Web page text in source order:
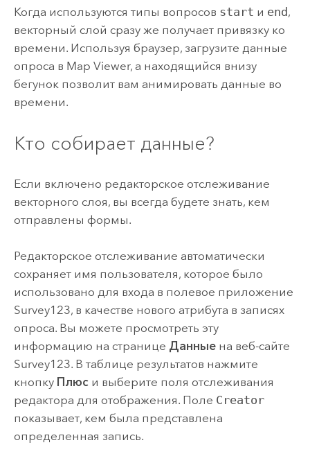
Когда используются типы вопросов start и end ,
векторный слой сразу же получает привязку ко
времени. Используя браузер, загрузите данные
опроса в Map Viewer, а находящийся внизу
бегунок позволит вам анимировать данные во
времени.
Кто собирает данные?
Если включено редакторское отслеживание
векторного слоя, вы всегда будете знать, кем
отправлены формы.
Редакторское отслеживание автоматически
сохраняет имя пользователя, которое было
использовано для входа в полевое приложение
Survey123, в качестве нового атрибута в записях
опроса. Вы можете просмотреть эту
информацию на странице Данныена веб-сайте
Survey123. В таблице результатов нажмите
кнопку Плюси выберите поля отслеживания
редактора для отображения. Поле Creator
показывает, кем была представлена
определенная запись.